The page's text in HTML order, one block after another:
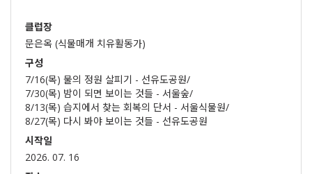
클럽장
문은옥 (식물매개 치유활동가)
구성
7/16(목) 물의 정원 살피기 - 선유도공원/
7/30(목) 밤이 되면 보이는 것들 - 서울숲/
8/13(목) 습지에서 찾는 회복의 단서 - 서울식물원/
8/27(목) 다시 봐야 보이는 것들 - 선유도공원
시작일
2026. 07. 16